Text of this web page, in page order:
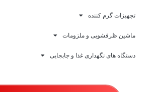
تجهیزات گرم کننده
ماشین ظرفشویی و ملزومات
دستگاه های نگهداری غذا و جابجایی